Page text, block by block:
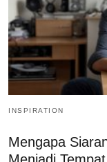
INSPIRATION
Mengapa